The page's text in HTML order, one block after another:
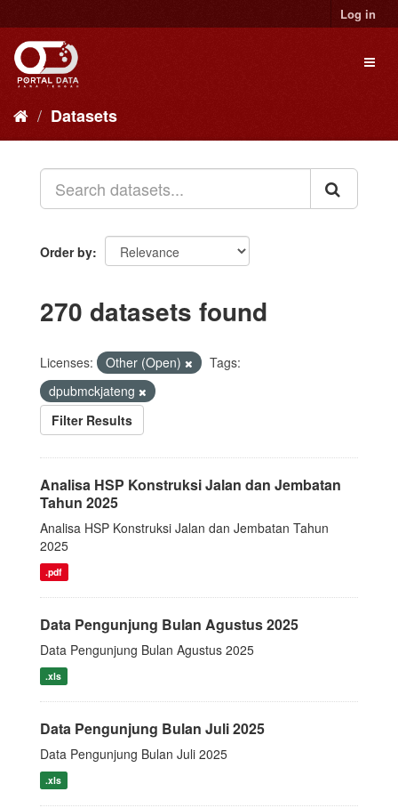
to
content
Log in
Datasets
Order by
270 datasets found
Licenses: Other (Open)
Tags:
dpubmckjateng
Filter Results
Analisa HSP Konstruksi Jalan dan Jembatan
Tahun 2025
Analisa HSP Konstruksi Jalan dan Jembatan Tahun
2025
.pdf
Data Pengunjung Bulan Agustus 2025
Data Pengunjung Bulan Agustus 2025
.xls
Data Pengunjung Bulan Juli 2025
Data Pengunjung Bulan Juli 2025
.xls